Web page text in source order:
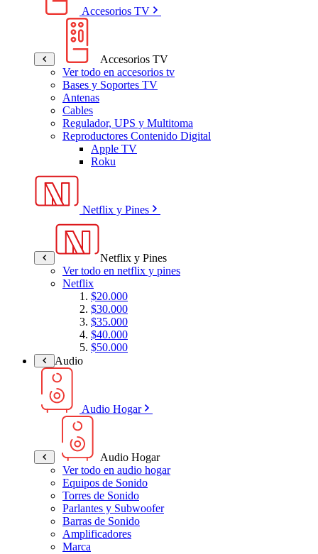
Accesorios TV
Accesorios TV
Ver todo en accesorios tv
Bases y Soportes TV
Antenas
Cables
Regulador, UPS y Multitoma
Reproductores Contenido Digital
Apple TV
Roku
Netflix y Pines
Netflix y Pines
Ver todo en netflix y pines
Netflix
$20.000
$30.000
$35.000
$40.000
$50.000
Audio
Audio Hogar
Audio Hogar
Ver todo en audio hogar
Equipos de Sonido
Torres de Sonido
Parlantes y Subwoofer
Barras de Sonido
Amplificadores
Marca